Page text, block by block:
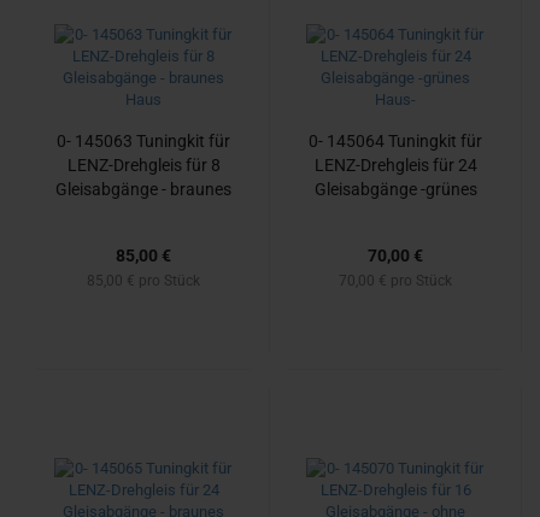
0- 145063 Tu­n­ing­kit für
LENZ-​Dreh­gleis für 8
Gleis­ab­gän­ge - brau­nes
85,00 €
85,00 € pro Stück
0- 145064 Tu­n­ing­kit für
LENZ-​Dreh­gleis für 24
Gleis­ab­gän­ge -​grü­nes
70,00 €
70,00 € pro Stück